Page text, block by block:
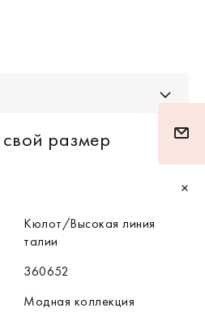
размер
Кюлот/Высокая линия
талии
360652
Модная коллекция